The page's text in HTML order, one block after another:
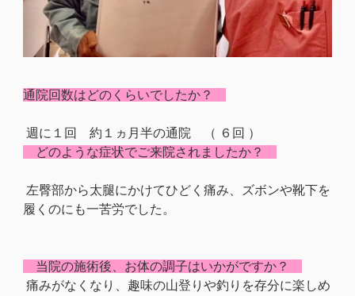
通院回数はどのくらいでしたか？
週に１回 約１ヵ月半の通院 （ ６回 ）
どのような症状でご来院されましたか？
左臀部から太腿にかけてひどく痛み、ズボンや靴下を
履くのにも一苦労でした。
当院の施術後、お体の調子はいかがですか？
痛みがなくなり、趣味の山登りや釣りを存分に楽しめ